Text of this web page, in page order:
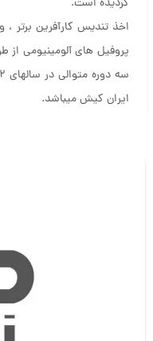
گردیده است.
اخذ تندیس کارآفرین برتر ،
پروفیل های آلومینیومی از
ایران کیش میباشد.